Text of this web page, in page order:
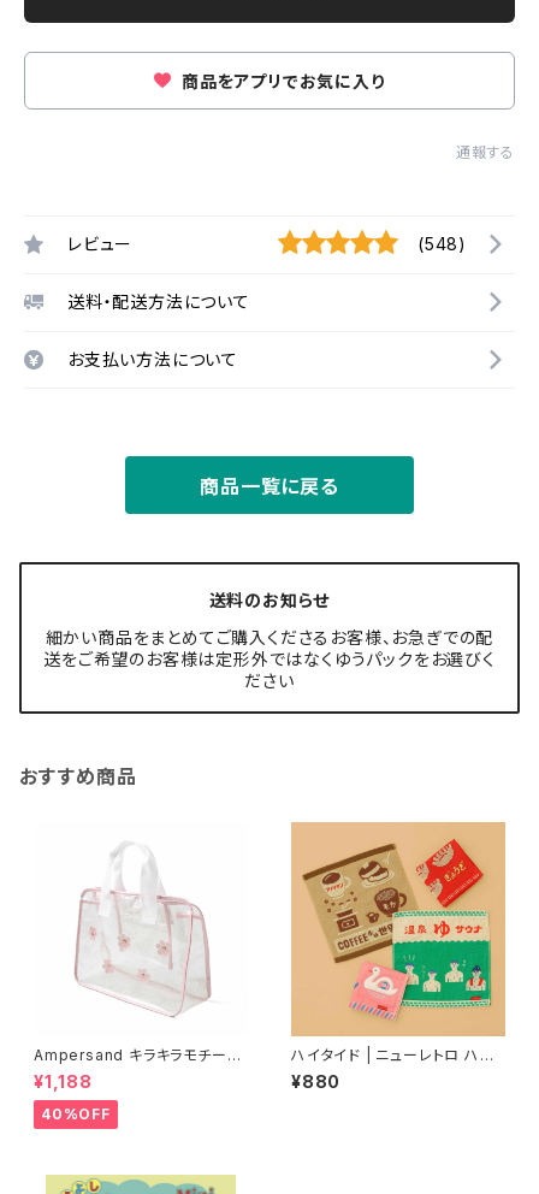
商品をアプリでお気に入り
通報する
レビュー (548)
送料・配送方法について
お支払い方法について
商品一覧に戻る
送料のお知らせ
細かい商品をまとめてご購入くださるお客様、お急ぎでの配
送をご希望のお客様は定形外ではなくゆうパックをお選びく
ださい
おすすめ商品
Ampersand キラキラモチーフ
プールバッグ/PK
¥1,188
40%OFF
ハイタイド | ニューレトロ ハン
ドタオル | Hand Towel
¥880